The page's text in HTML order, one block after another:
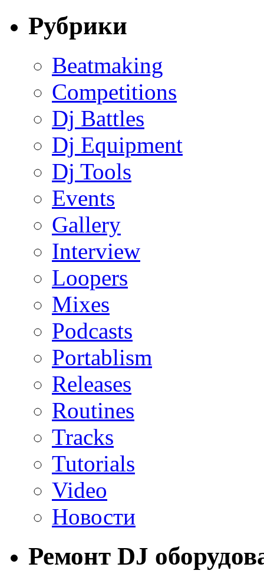
Рубрики
Beatmaking
Competitions
Dj Battles
Dj Equipment
Dj Tools
Events
Gallery
Interview
Loopers
Mixes
Podcasts
Portablism
Releases
Routines
Tracks
Tutorials
Video
Новости
Ремонт DJ